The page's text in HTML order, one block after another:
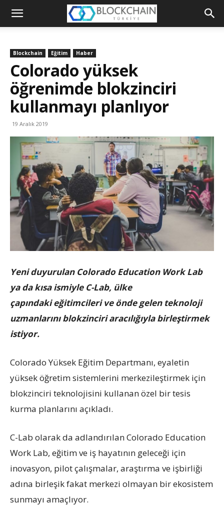
Blockchain
Platformu
Blockchain Eğitim Haber
Colorado yüksek
öğrenimde blokzinciri
kullanmayı planlıyor
19 Aralık 2019
Yeni duyurulan Colorado Education Work Lab
ya da kısa ismiyle C-Lab, ülke
çapındaki eğitimcileri ve önde gelen teknoloji
uzmanlarını blokzinciri aracılığıyla birleştirmek
istiyor.
Colorado Yüksek Eğitim Departmanı, eyaletin
yüksek öğretim sistemlerini merkezileştirmek için
blokzinciri teknolojisini kullanan özel bir tesis
kurma planlarını açıkladı.
C-Lab olarak da adlandırılan Colorado Education
Work Lab, eğitim ve iş hayatının geleceği için
inovasyon, pilot çalışmalar, araştırma ve işbirliği
adına birleşik fakat merkezi olmayan bir ekosistem
sunmayı amaçlıyor.